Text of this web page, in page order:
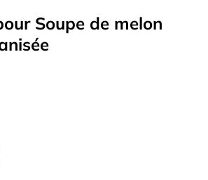
Soupe de melon